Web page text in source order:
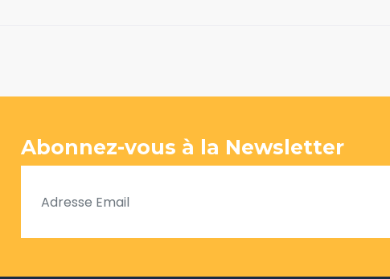
Abonnez-vous à la Newsletter